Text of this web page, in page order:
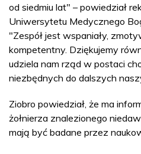
od siedmiu lat" – powiedział
Uniwersytetu Medycznego
"Zespół jest wspaniały,
kompetentny. Dziękujemy
udziela nam rząd w postaci
niezbędnych do dalszych
Ziobro powiedział, że ma
żołnierza znalezionego
mają być badane przez